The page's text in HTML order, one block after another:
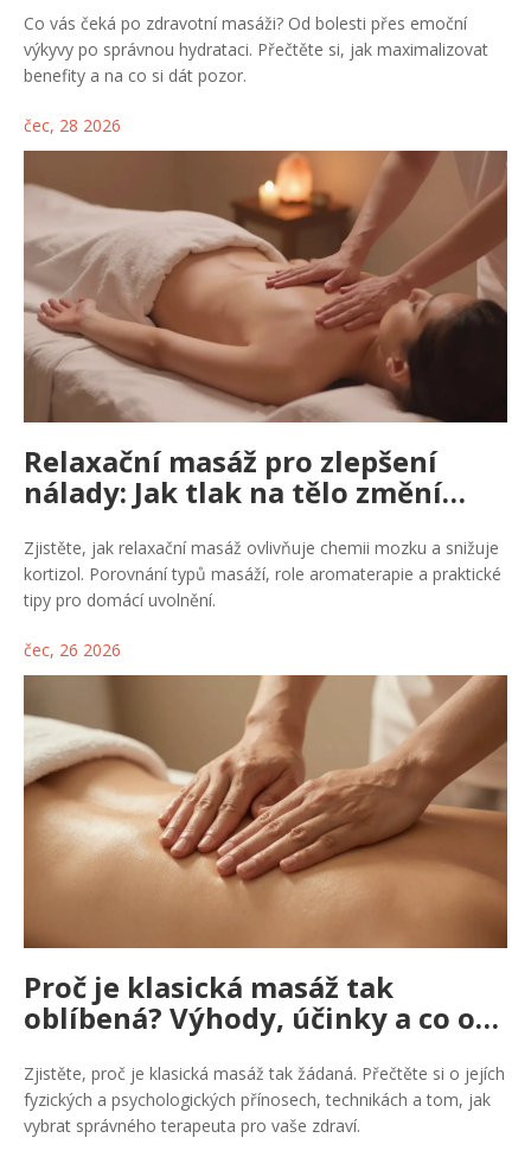
Co vás čeká po zdravotní masáži? Od bolesti přes emoční
výkyvy po správnou hydrataci. Přečtěte si, jak maximalizovat
benefity a na co si dát pozor.
čec, 28 2026
Relaxační masáž pro zlepšení
nálady: Jak tlak na tělo změní
vaše mysl
Zjistěte, jak relaxační masáž ovlivňuje chemii mozku a snižuje
kortizol. Porovnání typů masáží, role aromaterapie a praktické
tipy pro domácí uvolnění.
čec, 26 2026
Proč je klasická masáž tak
oblíbená? Výhody, účinky a co od
Zjistěte, proč je klasická masáž tak žádaná. Přečtěte si o jejích
fyzických a psychologických přínosech, technikách a tom, jak
vybrat správného terapeuta pro vaše zdraví.